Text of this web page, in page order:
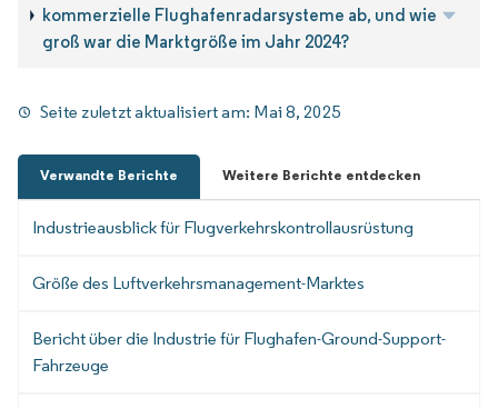
kommerzielle Flughafenradarsysteme ab, und wie
groß war die Marktgröße im Jahr 2024?
Seite zuletzt aktualisiert am: Mai 8, 2025
Verwandte Berichte Weitere Berichte entdecken
Industrieausblick für Flugverkehrskontrollausrüstung
Größe des Luftverkehrsmanagement-Marktes
Bericht über die Industrie für Flughafen-Ground-Support-
Fahrzeuge